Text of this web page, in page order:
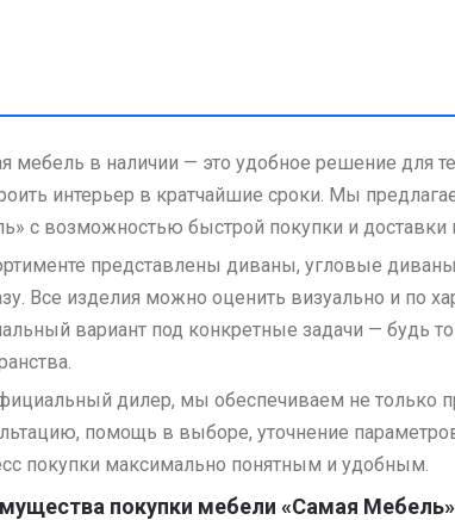
мебель в наличии — это удобное решение для
интерьер в кратчайшие сроки. Мы
с возможностью быстрой покупки и доставки
представлены диваны, угловые
Все изделия можно оценить визуально и по
вариант под конкретные задачи — будь
дилер, мы обеспечиваем не только
помощь в выборе, уточнение
покупки максимально понятным и удобным.
покупки мебели «Самая Мебель»